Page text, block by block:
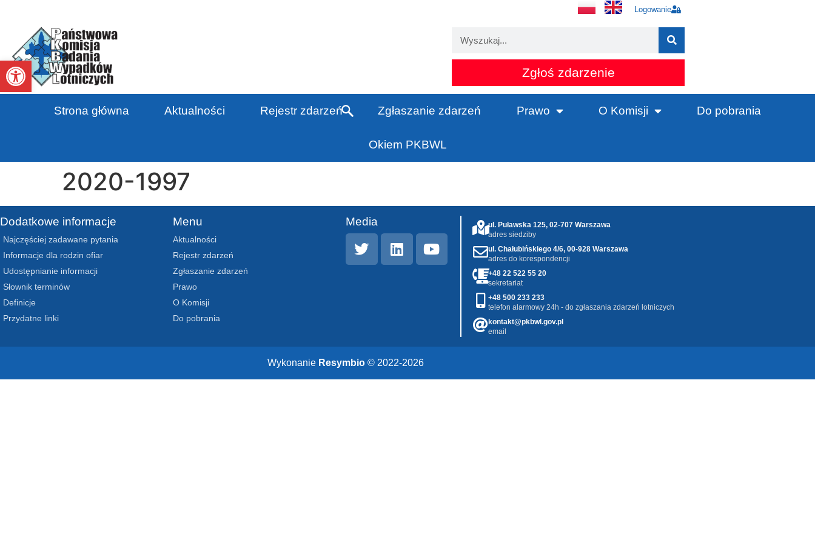
Otwórz pasek narzędzi
Logowanie
Zgłoś zdarzenie
Strona główna Aktualności Rejestr zdarzeń Zgłaszanie zdarzeń Prawo O Komisji Do pobrania
Okiem PKBWL
2020-1997
Dodatkowe informacje
Najczęściej zadawane pytania
Informacje dla rodzin ofiar
Udostępnianie informacji
Słownik terminów
Definicje
Przydatne linki
Menu
Aktualności
Rejestr zdarzeń
Zgłaszanie zdarzeń
Prawo
O Komisji
Do pobrania
Media
ul. Puławska 125, 02-707 Warszawa
adres siedziby
ul. Chałubińskiego 4/6, 00-928 Warszawa
adres do korespondencji
+48 22 522 55 20
sekretariat
+48 500 233 233
telefon alarmowy 24h - do zgłaszania zdarzeń lotniczych
kontakt@pkbwl.gov.pl
email
Wykonanie Resymbio © 2022-2026